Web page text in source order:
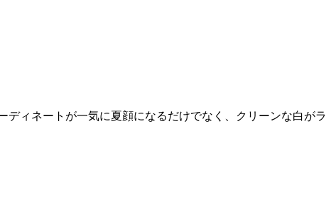
ィネートが一気に夏顔になるだけでなく、クリーンな白が